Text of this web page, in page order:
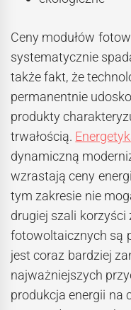
Ceny modułów
systematycznie
także fakt, że
permanentnie
produkty
trwałością.
dynamiczną
wzrastają ceny
tym zakresie nie
drugiej szali korzyści
fotowoltaicznych są
jest coraz bardziej
najważniejszych
produkcja energii na